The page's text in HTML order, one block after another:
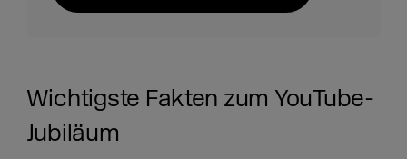
Wichtigste Fakten zum YouTube-
Jubiläum